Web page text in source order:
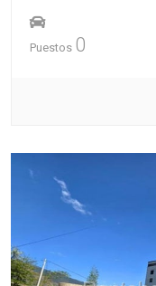
Puestos 0